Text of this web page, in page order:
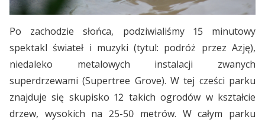
Po zachodzie słońca, podziwialiśmy 15 minutowy
spektakl świateł i muzyki (tytul: podróż przez Azję),
niedaleko metalowych instalacji zwanych
superdrzewami (Supertree Grove). W tej cześci parku
znajduje się skupisko 12 takich ogrodów w kształcie
drzew, wysokich na 25-50 metrów. W całym parku